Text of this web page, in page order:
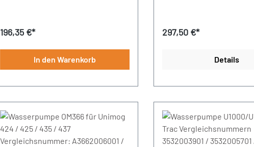
Regulärer Preis:
196,35 €*
In den Warenkorb
Regulärer Preis:
297,50 €*
Details